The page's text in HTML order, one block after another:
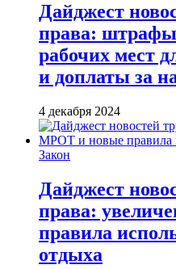
Дайджест
права: штрафы
рабочих мест
и доплаты за
4 декабря 2024
Закон
Дайджест
права:
правила
отдыха